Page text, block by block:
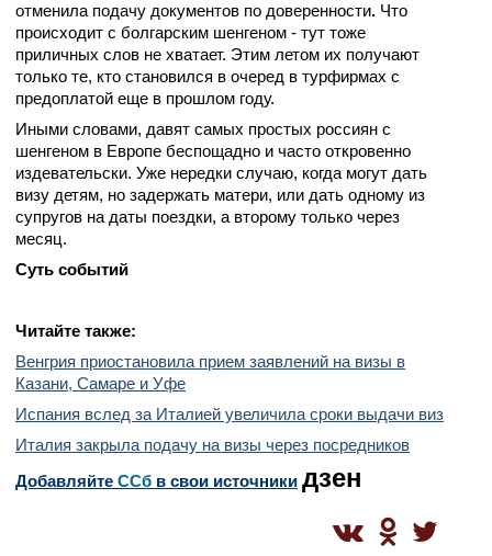
отменила подачу документов по доверенности. Что
происходит с болгарским шенгеном - тут тоже
приличных слов не хватает. Этим летом их получают
только те, кто становился в очеред в турфирмах с
предоплатой еще в прошлом году.
Иными словами, давят самых простых россиян с
шенгеном в Европе беспощадно и часто откровенно
издевательски. Уже нередки случаю, когда могут дать
визу детям, но задержать матери, или дать одному из
супругов на даты поездки, а второму только через
месяц.
Суть событий
Читайте также:
Венгрия приостановила прием заявлений на визы в
Казани, Самаре и Уфе
Испания вслед за Италией увеличила сроки выдачи виз
Италия закрыла подачу на визы через посредников
Добавляйте CСб в свои источники дзен